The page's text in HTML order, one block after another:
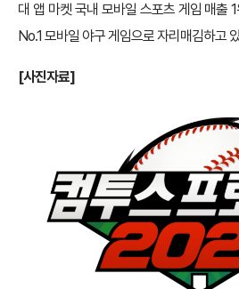
대 앱 마켓 국내 모바일 스포츠 게임 매출
No.1 모바일 야구 게임으로 자리매김하고
[사진자료]